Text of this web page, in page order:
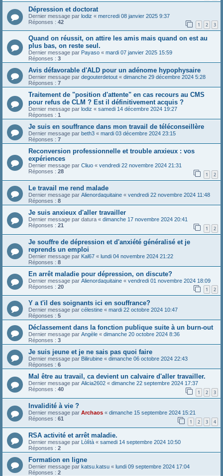
Dépression et doctorat
Dernier message par lodiz « mercredi 08 janvier 2025 9:37
Réponses : 42 1 2 3
Quand on réussit, on attire les amis mais quand on est au
plus bas, on reste seul.
Dernier message par Payaso « mardi 07 janvier 2025 15:59
Réponses : 3
Avis défavorable d'ALD pour un adénome hypophysaire
Dernier message par degouterdetout « dimanche 29 décembre 2024 5:28
Réponses : 7
Traitement de "position d'attente" en cas recours au CMS
pour refus de CLM ? Est il définitivement acquis ?
Dernier message par lodiz « samedi 14 décembre 2024 19:27
Réponses : 1
Je suis en souffrance dans mon travail de téléconseillère
Dernier message par beth3 « mardi 03 décembre 2024 23:15
Réponses : 7
Reconversion professionnelle et trouble anxieux : vos
expériences
Dernier message par Cliuo « vendredi 22 novembre 2024 21:31
Réponses : 28 1 2
Le travail me rend malade
Dernier message par Alienordaquitaine « vendredi 22 novembre 2024 11:48
Réponses : 8
Je suis anxieux d'aller travailler
Dernier message par datura « dimanche 17 novembre 2024 20:41
Réponses : 21 1 2
Je souffre de dépression et d'anxiété généralisé et je
reprends un emploi
Dernier message par Kal67 « lundi 04 novembre 2024 21:22
Réponses : 8
En arrêt maladie pour dépression, on discute?
Dernier message par Alienordaquitaine « vendredi 01 novembre 2024 18:09
Réponses : 20 1 2
Y a t'il des soignants ici en souffrance?
Dernier message par célestine « mardi 22 octobre 2024 10:47
Réponses : 5
Déclassement dans la fonction publique suite à un burn-out
Dernier message par Angèle « dimanche 20 octobre 2024 8:36
Réponses : 3
Je suis jeune et je ne sais pas quoi faire
Dernier message par Bilirubine « dimanche 06 octobre 2024 22:43
Réponses : 6
Mal être au travail, ca devient un calvaire d'aller travailler.
Dernier message par Alicia2602 « dimanche 22 septembre 2024 17:37
Réponses : 40 1 2 3
Invalidité à vie ?
Dernier message par Archaos « dimanche 15 septembre 2024 15:21
Réponses : 61 1 2 3 4
RSA activité et arrêt maladie.
Dernier message par Lòlìtà « samedi 14 septembre 2024 10:50
Réponses : 2
Formation en ligne
Dernier message par katsu.katsu « lundi 09 septembre 2024 17:04
Réponses : 2